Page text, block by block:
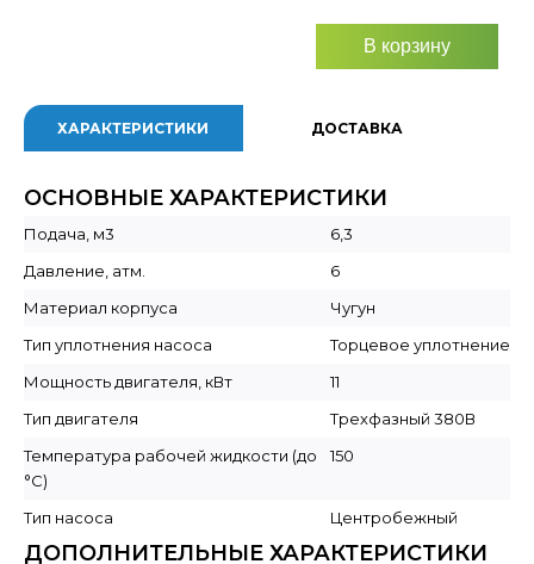
В корзину
ХАРАКТЕРИСТИКИ ДОСТАВКА
ОСНОВНЫЕ ХАРАКТЕРИСТИКИ
Подача, м3
6,3
Давление, атм.
6
Материал корпуса
Чугун
Тип уплотнения насоса
Торцевое уплотнение
Мощность двигателя, кВт
11
Тип двигателя
Трехфазный 380В
Температура рабочей жидкости (до
°C)
150
Тип насоса Центробежный
ДОПОЛНИТЕЛЬНЫЕ ХАРАКТЕРИСТИКИ